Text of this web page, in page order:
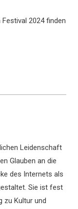
2024 finden
Leidenschaft
Glauben an die
des Internets als
Sie ist fest
zu Kultur und